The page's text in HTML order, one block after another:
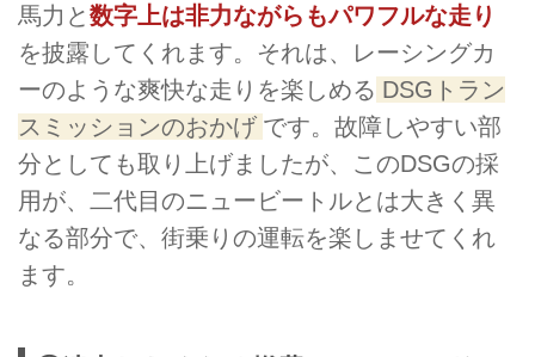
馬力と数字上は非力ながらもパワフルな走り
を披露してくれます。それは、レーシングカ
ーのような爽快な走りを楽しめる DSGトラン
スミッションのおかげ です。故障しやすい部
分としても取り上げましたが、このDSGの採
用が、二代目のニュービートルとは大きく異
なる部分で、街乗りの運転を楽しませてくれ
ます。